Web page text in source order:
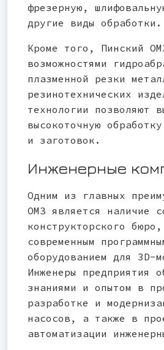
фрезерную,
другие виды обработки.
Кроме того, Пинский
возможностями
плазменной резки
резинотехнических
технологии позволяют
высокоточную
и заготовок.
Инженерные
Одним из главных
ОМЗ является наличие
конструкторского
современным
оборудованием для 3D-
Инженеры предприятия
знаниями и опытом в
разработке и
насосов, а также в
автоматизации